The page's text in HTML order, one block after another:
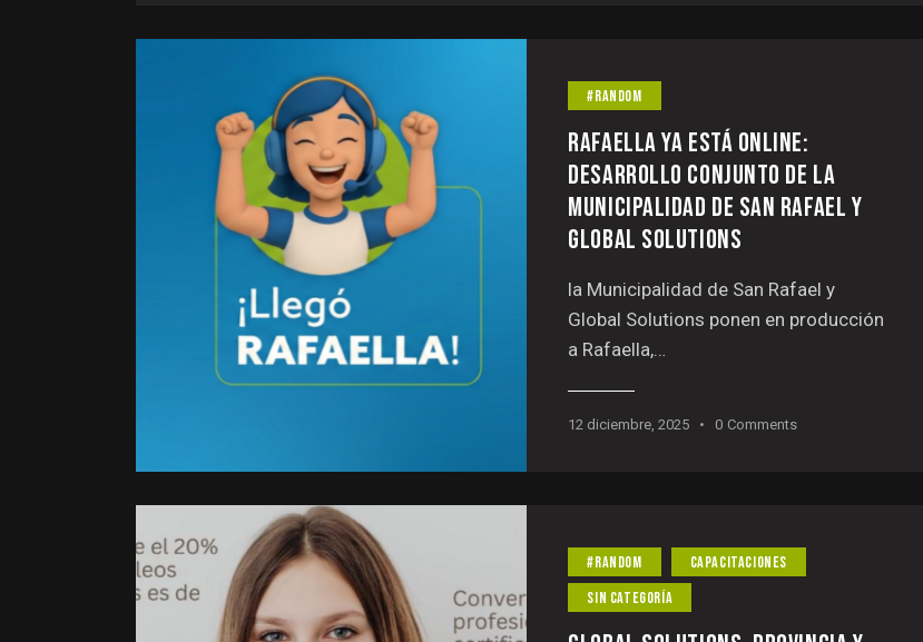
#RANDOM
RAFAELLA YA ESTÁ ONLINE:
DESARROLLO CONJUNTO DE LA
MUNICIPALIDAD DE SAN RAFAEL Y
GLOBAL SOLUTIONS
la Municipalidad de San Rafael y
Global Solutions ponen en producción
a Rafaella,…
12 diciembre, 2025 0 Comments
#RANDOM
CAPACITACIONES
SIN CATEGORÍA